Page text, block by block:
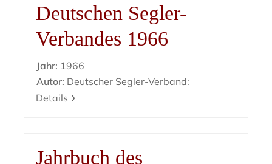
Deutschen Segler-
Verbandes 1966
Jahr: 1966
Autor: Deutscher Segler-Verband:
Details
Jahrbuch des